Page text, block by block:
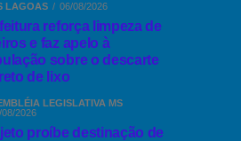
LAGOAS 06/08/2026
reforça limpeza de
e faz apelo à
sobre o descarte
de lixo
LEGISLATIVA MS
08/2026
proíbe destinação de